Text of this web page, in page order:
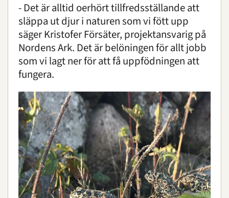
- Det är alltid oerhört tillfredsställande att
släppa ut djur i naturen som vi fött upp
säger Kristofer Försäter, projektansvarig på
Nordens Ark. Det är belöningen för allt jobb
som vi lagt ner för att få uppfödningen att
fungera.